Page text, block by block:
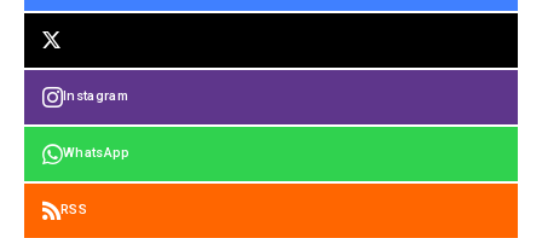
Instagram
WhatsApp
RSS